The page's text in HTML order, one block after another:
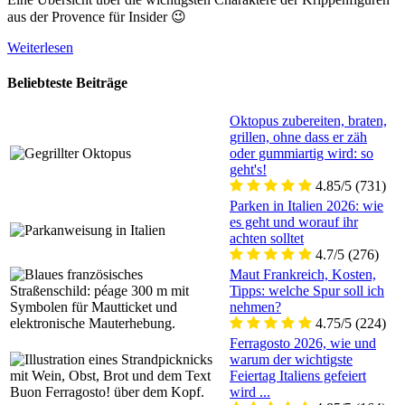
aus der Provence für Insider 😉
Weiterlesen
Beliebteste Beiträge
Oktopus zubereiten, braten,
grillen, ohne dass er zäh
oder gummiartig wird: so
geht's!
4.85/5 (731)
Parken in Italien 2026: wie
es geht und worauf ihr
achten solltet
4.7/5 (276)
Maut Frankreich, Kosten,
Tipps: welche Spur soll ich
nehmen?
4.75/5 (224)
Ferragosto 2026, wie und
warum der wichtigste
Feiertag Italiens gefeiert
wird ...